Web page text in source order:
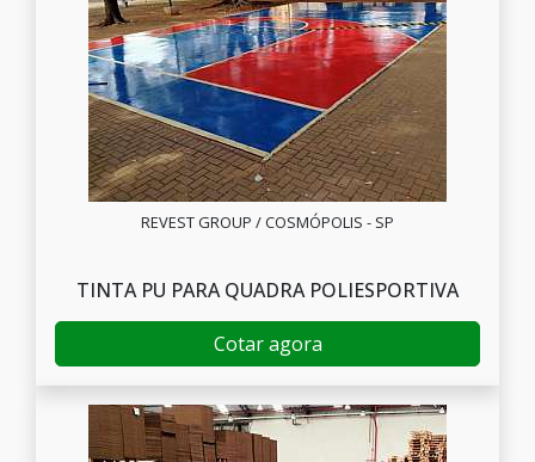
REVEST GROUP / COSMÓPOLIS - SP
TINTA PU PARA QUADRA POLIESPORTIVA
Cotar agora